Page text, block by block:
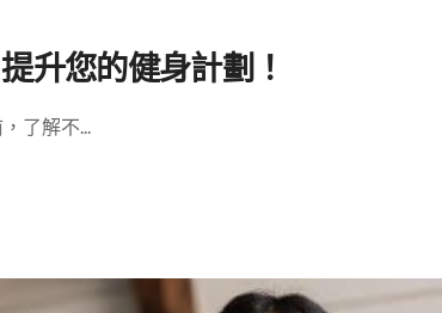
升您的健身計劃！
了解不...